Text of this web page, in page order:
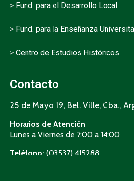
> Fund. para el Desarrollo Local
> Fund. para la Enseñanza
> Centro de Estudios Históricos
Contacto
25 de Mayo 19, Bell Ville, Cba.,
Horarios de Atención
Lunes a Viernes de 7:00 a 14:00
Teléfono: (03537) 415288